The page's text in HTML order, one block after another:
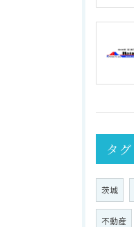
タグ
茨城
不動産